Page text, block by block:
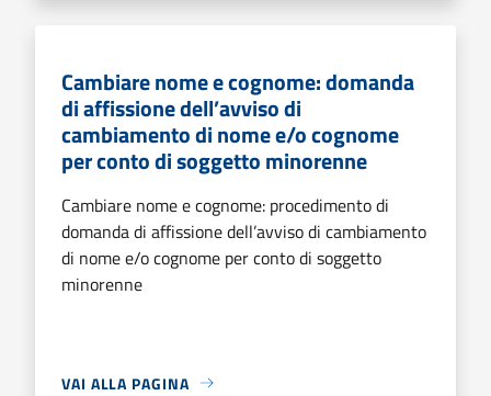
Cambiare nome e cognome: domanda
di affissione dell’avviso di
cambiamento di nome e/o cognome
per conto di soggetto minorenne
Cambiare nome e cognome: procedimento di
domanda di affissione dell’avviso di cambiamento
di nome e/o cognome per conto di soggetto
minorenne
VAI ALLA PAGINA